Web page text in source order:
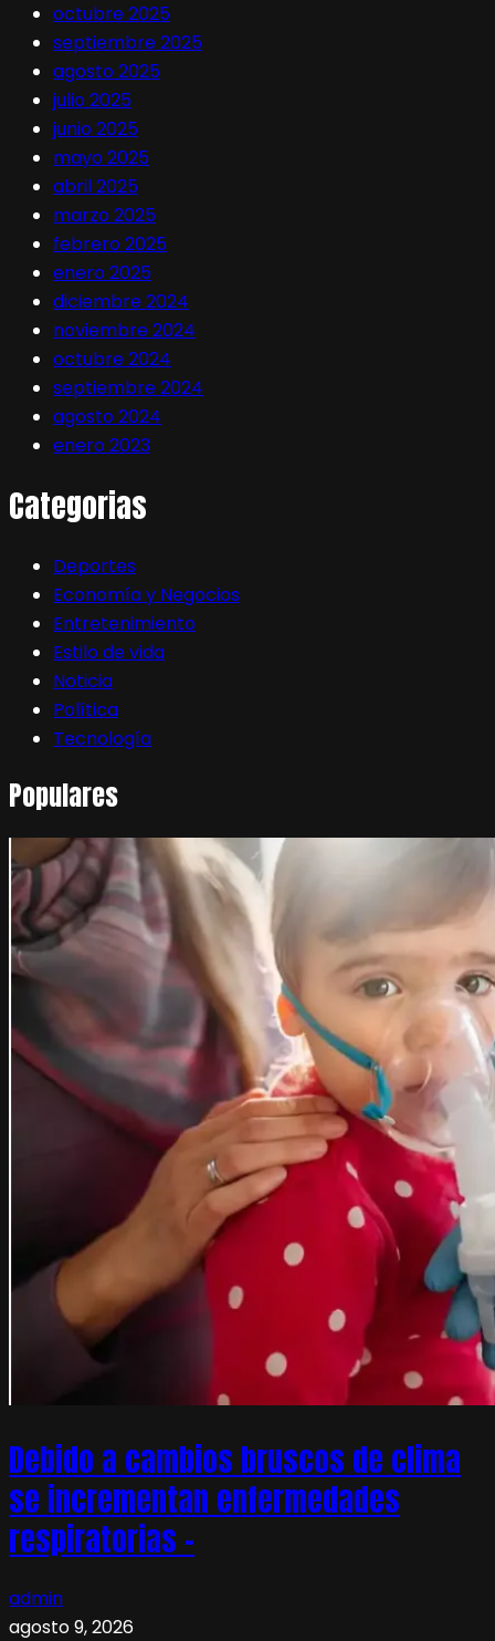
octubre 2025
septiembre 2025
agosto 2025
julio 2025
junio 2025
mayo 2025
abril 2025
marzo 2025
febrero 2025
enero 2025
diciembre 2024
noviembre 2024
octubre 2024
septiembre 2024
agosto 2024
enero 2023
Categorias
Deportes
Economía y Negocios
Entretenimiento
Estilo de vida
Noticia
Política
Tecnología
Populares
Debido a cambios bruscos de clima
se incrementan enfermedades
respiratorias –
admin
agosto 9, 2026